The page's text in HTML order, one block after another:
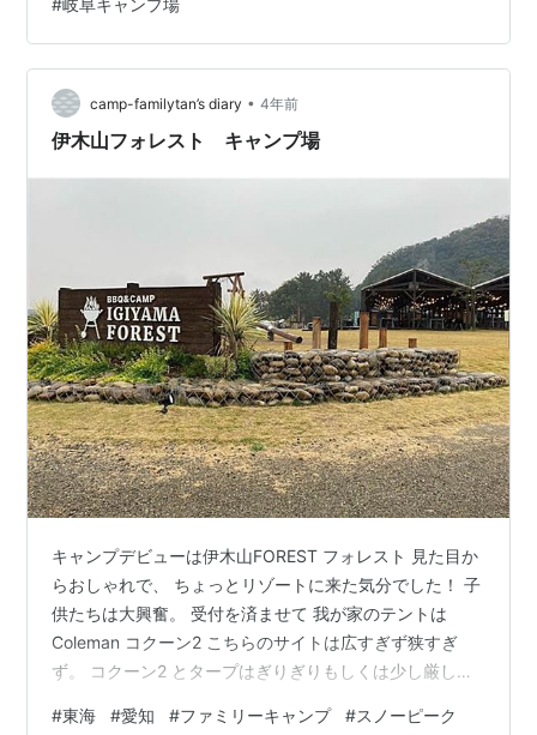
プサイト」【サイト状況】 ふれあい広場 A区画サイト B
区画サイト C林間サイト Fフリーオートサイト さくら街
道「白川郷ひらせ温泉キャンプサイト」【利用料金】 入
園料1日 オート区画Aサイト オート区画Bサイト オートＦ
フリーサイト＆Ｃ林間フ…
#岐阜キャンプ場
camp-familytan’s diary • 4年前
伊木山フォレスト キャンプ場
キャンプデビューは伊木山FOREST フォレスト 見た目か
らおしゃれで、 ちょっとリゾートに来た気分でした！ 子
供たちは大興奮。 受付を済ませて 我が家のテントは
Coleman コクーン2 こちらのサイトは広すぎず狭すぎ
ず。 コクーン2 とタープはぎりぎりもしくは少し厳しい
焚き火は バンドッグの焚き火です。 1回使っただけでア
#東海 #愛知 #ファミリーキャンプ #スノーピーク